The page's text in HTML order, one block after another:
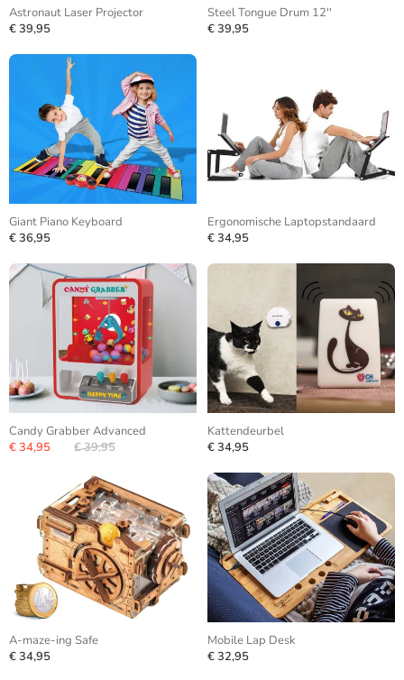
Astronaut Laser Projector
€ 39,95
Steel Tongue Drum 12''
€ 39,95
Giant Piano Keyboard
€ 36,95
Ergonomische Laptopstandaard
€ 34,95
Candy Grabber Advanced
€ 34,95
€ 39,95
Kattendeurbel
€ 34,95
A-maze-ing Safe
€ 34,95
Mobile Lap Desk
€ 32,95